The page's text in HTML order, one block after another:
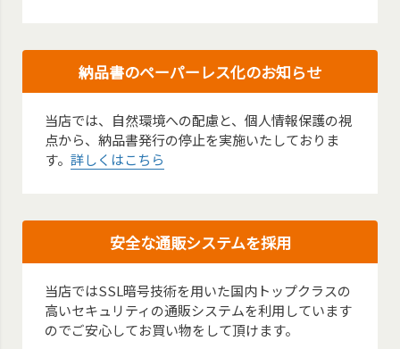
納品書のペーパーレス化のお知らせ
当店では、自然環境への配慮と、個人情報保護の視
点から、納品書発行の停止を実施いたしておりま
す。詳しくはこちら
安全な通販システムを採用
当店ではSSL暗号技術を用いた国内トップクラスの
高いセキュリティの通販システムを利用しています
のでご安心してお買い物をして頂けます。